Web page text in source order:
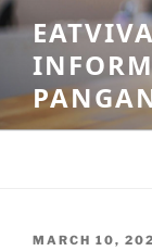
Skip
to
content
POSTED
MARCH 10,